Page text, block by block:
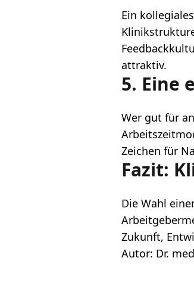
Ein
attraktiv.
5. Eine
Wer gut für
Zeichen für
Fazit:
Die Wahl
Zukunft,
Autor: Dr.